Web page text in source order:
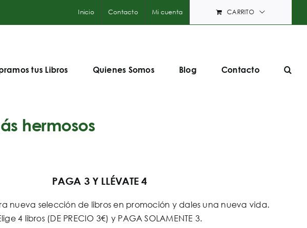
Inicio Contacto Mi cuenta CARRITO
tus Libros Quienes Somos Blog Contacto
hermosos
PAGA 3 Y LLÉVATE 4
nueva selección de libros en promoción y dales una nueva vida.
4 libros (DE PRECIO 3€) y PAGA SOLAMENTE 3.